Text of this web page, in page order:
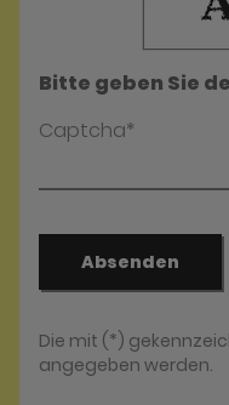
Bitte geben Sie
Captcha*
Absenden
Die mit (*)
angegeben werden.